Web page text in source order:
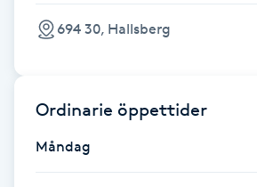
Gel naglar
Gellack
Gellack med förstärkning
694 30, Hallsberg
Ordinarie öppettider
Måndag